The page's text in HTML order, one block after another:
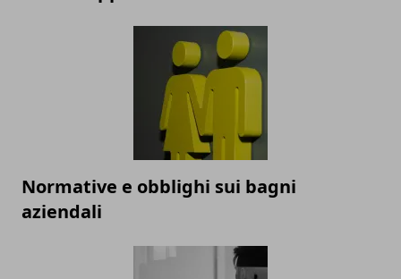
Normative e obblighi sui bagni
aziendali